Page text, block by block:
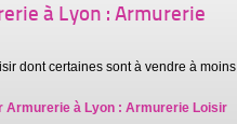
à Lyon : Armurerie
dont certaines sont à vendre à moins
Armurerie à Lyon : Armurerie Loisir